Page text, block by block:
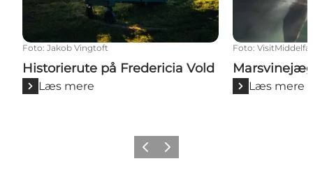
Foto: Jakob Vingtoft
Historierute på Fredericia Vold
Læs mere
Foto:
Læs mere
Forrige billede
Næste billede